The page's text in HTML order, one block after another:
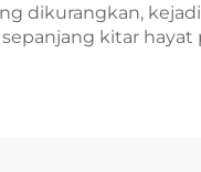
dikurangkan,
kitar hayat